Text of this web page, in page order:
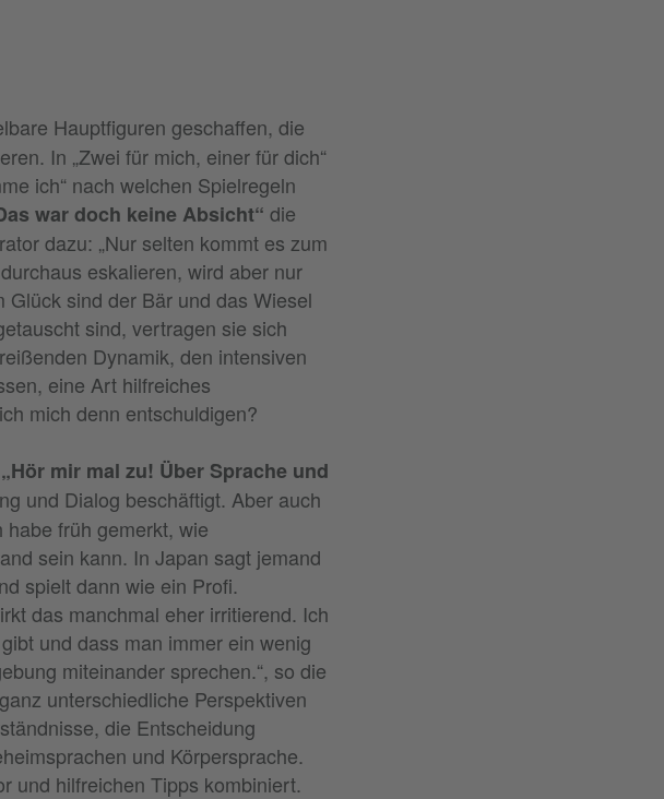
Hauptfiguren geschaffen, die
In „Zwei für mich, einer für dich“
ich“ nach welchen Spielregeln
war doch keine Absicht“ die
dazu: „Nur selten kommt es zum
eskalieren, wird aber nur
sind der Bär und das Wiesel
sind, vertragen sie sich
Dynamik, den intensiven
eine Art hilfreiches
mich denn entschuldigen?
„Hör mir mal zu! Über Sprache und
und Dialog beschäftigt. Aber auch
habe früh gemerkt, wie
sein kann. In Japan sagt jemand
spielt dann wie ein Profi.
das manchmal eher irritierend. Ich
und dass man immer ein wenig
miteinander sprechen.“, so die
unterschiedliche Perspektiven
die Entscheidung
und Körpersprache.
und hilfreichen Tipps kombiniert.